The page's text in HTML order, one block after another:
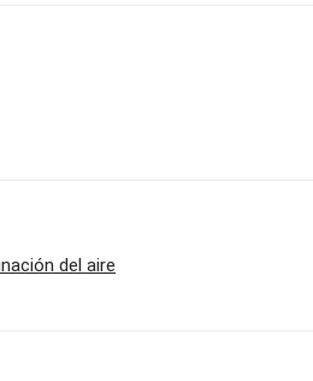
del aire